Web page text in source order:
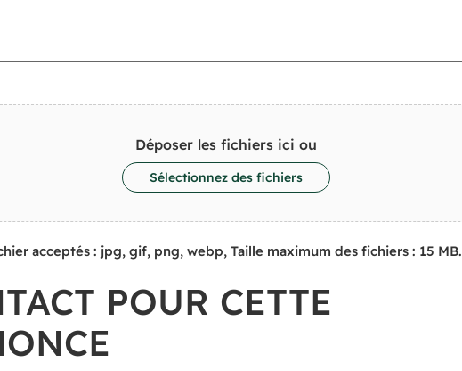
Déposer les fichiers ici ou
Sélectionnez des fichiers
acceptés : jpg, gif, png, webp, Taille maximum des fichiers : 15 MB.
POUR CETTE